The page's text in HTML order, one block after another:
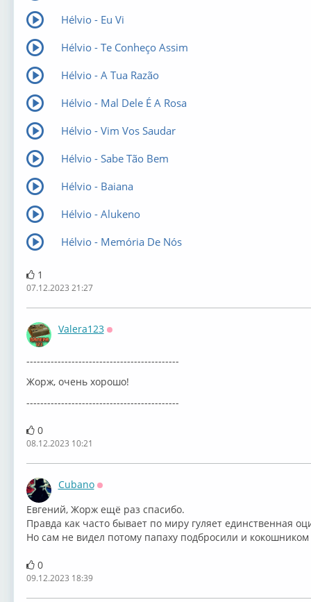
Hélvio - Eu Vi
Hélvio - Te Conheço Assim
Hélvio - A Tua Razão
Hélvio - Mal Dele É A Rosa
Hélvio - Vim Vos Saudar
Hélvio - Sabe Tão Bem
Hélvio - Baiana
Hélvio - Alukeno
Hélvio - Memória De Nós
1
07.12.2023 21:27
Valera123
--------------------------------------------
Жорж, очень хорошо!
--------------------------------------------
0
08.12.2023 10:21
Cubano
Евгений, Жорж ещё раз спасибо.
Правда как часто бывает по миру гуляет единственная
Но сам не видел потому папаху подбросили и кокошником
0
09.12.2023 18:39